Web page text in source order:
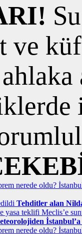
ve
Tehditler alan
İstanbul’a